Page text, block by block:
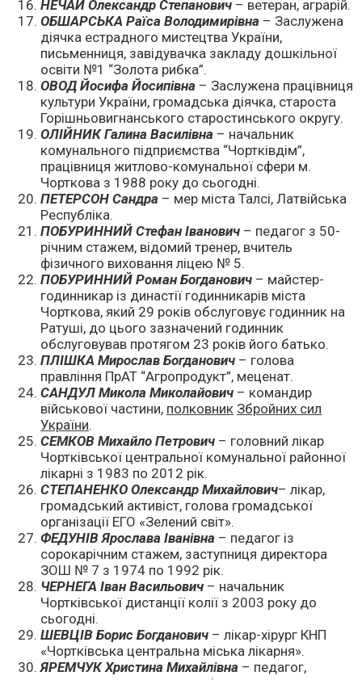
НЕЧАЙ Олександр Степанович – ветеран, аграрій.
ОБШАРСЬКА Раїса Володимирівна – Заслужена
діячка естрадного мистецтва України,
письменниця, завідувачка закладу дошкільної
освіти №1 “Золота рибка”.
ОВОД Йосифа Йосипівна – Заслужена працівниця
культури України, громадська діячка, староста
Горішньовигнанського старостинського округу.
ОЛІЙНИК Галина Василівна – начальник
комунального підприємства “Чортківдім”,
працівниця житлово-комунальної сфери м.
Чорткова з 1988 року до сьогодні.
ПЕТЕРСОН Сандра – мер міста Талсі, Латвійська
Республіка.
ПОБУРИННИЙ Стефан Іванович – педагог з 50-
річним стажем, відомий тренер, вчитель
фізичного виховання ліцею № 5.
ПОБУРИННИЙ Роман Богданович – майстер-
годинникар із династії годинникарів міста
Чорткова, який 29 років обслуговує годинник на
Ратуші, до цього зазначений годинник
обслуговував протягом 23 років його батько.
ПЛІШКА Мирослав Богданович – голова
правління ПрАТ “Агропродукт”, меценат.
САНДУЛ Микола Миколайович – командир
військової частини, полковник Збройних сил
України.
СЕМКОВ Михайло Петрович – головний лікар
Чортківської центральної комунальної районної
лікарні з 1983 по 2012 рік.
СТЕПАНЕНКО Олександр Михайлович– лікар,
громадський активіст, голова громадської
організації ЕГО «Зелений світ».
ФЕДУНІВ Ярослава Іванівна – педагог із
сорокарічним стажем, заступниця директора
ЗОШ № 7 з 1974 по 1992 рік.
ЧЕРНЕГА Іван Васильович – начальник
Чортківської дистанції колії з 2003 року до
сьогодні.
ШЕВЦІВ Борис Богданович – лікар-хірург КНП
«Чортківська центральна міська лікарня».
ЯРЕМЧУК Христина Михайлівна – педагог,